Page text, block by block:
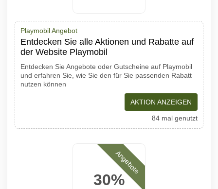
Playmobil Angebot
Entdecken Sie alle Aktionen und Rabatte auf
der Website Playmobil
Entdecken Sie Angebote oder Gutscheine auf Playmobil
und erfahren Sie, wie Sie den für Sie passenden Rabatt
nutzen können
AKTION ANZEIGEN
84 mal genutzt
30%
Angebote